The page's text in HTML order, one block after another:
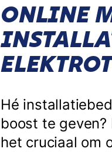
ONLINE
Hé
boost te geven?
het cruciaal om